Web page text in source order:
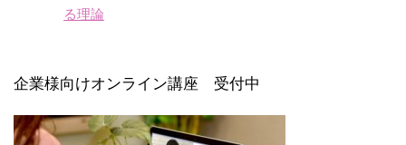
る理論
企業様向けオンライン講座 受付中